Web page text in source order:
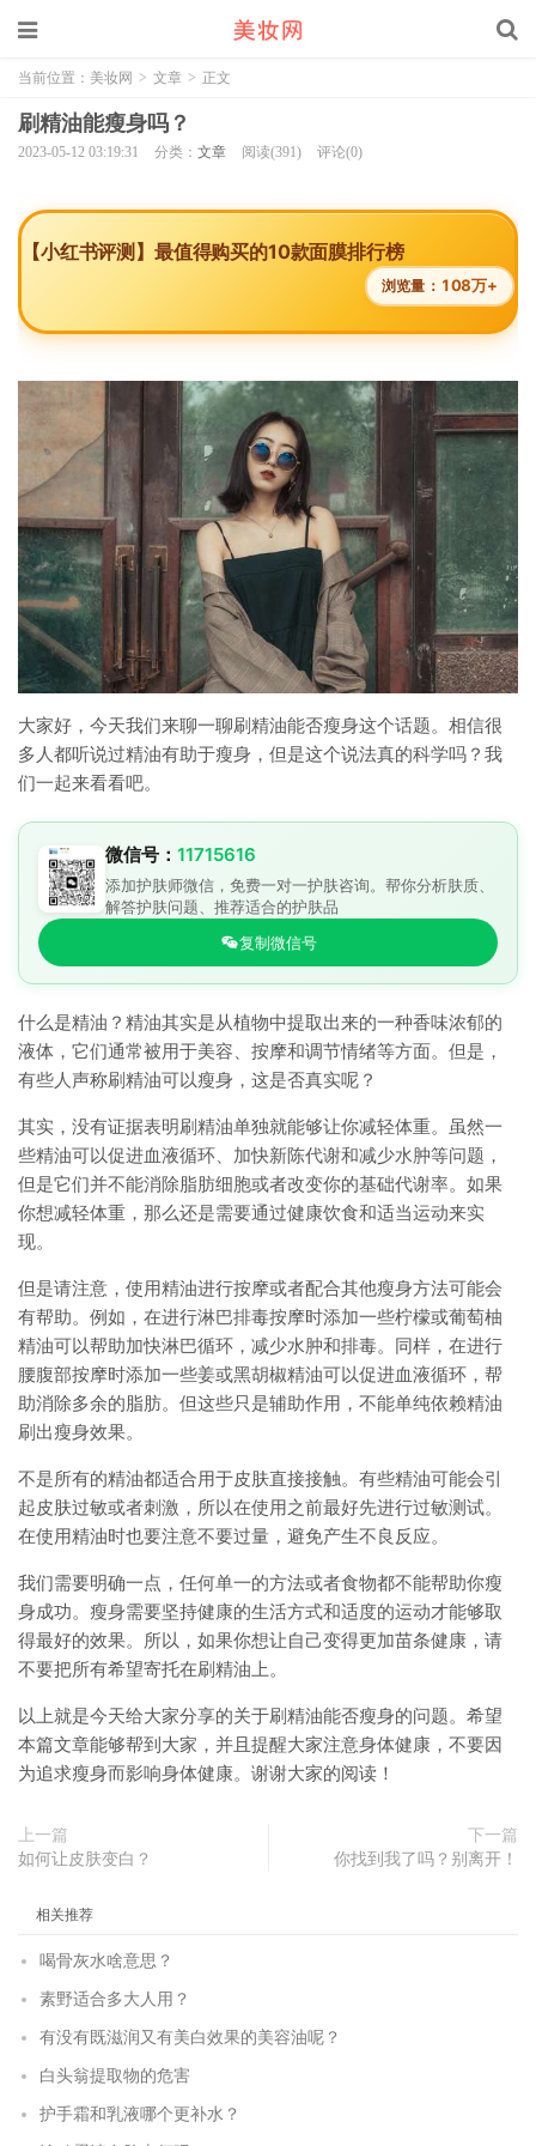
当前位置： 美妆网 > 文章 > 正文
刷精油能瘦身吗？
2023-05-12 03:19:31 分类： 文章 阅读(391) 评论(0)
【小红书评测】最值得购买的10款面膜排行榜
浏览量： 108万+
大家好，今天我们来聊一聊刷精油能否瘦身这个话题。相信很
多人都听说过精油有助于瘦身，但是这个说法真的科学吗？我
们一起来看看吧。
微信号： 11715616
添加护肤师微信，免费一对一护肤咨询。帮你分析肤质、
解答护肤问题、推荐适合的护肤品
复制微信号
什么是精油？精油其实是从植物中提取出来的一种香味浓郁的
液体，它们通常被用于美容、按摩和调节情绪等方面。但是，
有些人声称刷精油可以瘦身，这是否真实呢？
其实，没有证据表明刷精油单独就能够让你减轻体重。虽然一
些精油可以促进血液循环、加快新陈代谢和减少水肿等问题，
但是它们并不能消除脂肪细胞或者改变你的基础代谢率。如果
你想减轻体重，那么还是需要通过健康饮食和适当运动来实
现。
但是请注意，使用精油进行按摩或者配合其他瘦身方法可能会
有帮助。例如，在进行淋巴排毒按摩时添加一些柠檬或葡萄柚
精油可以帮助加快淋巴循环，减少水肿和排毒。同样，在进行
腰腹部按摩时添加一些姜或黑胡椒精油可以促进血液循环，帮
助消除多余的脂肪。但这些只是辅助作用，不能单纯依赖精油
刷出瘦身效果。
不是所有的精油都适合用于皮肤直接接触。有些精油可能会引
起皮肤过敏或者刺激，所以在使用之前最好先进行过敏测试。
在使用精油时也要注意不要过量，避免产生不良反应。
我们需要明确一点，任何单一的方法或者食物都不能帮助你瘦
身成功。瘦身需要坚持健康的生活方式和适度的运动才能够取
得最好的效果。所以，如果你想让自己变得更加苗条健康，请
不要把所有希望寄托在刷精油上。
以上就是今天给大家分享的关于刷精油能否瘦身的问题。希望
本篇文章能够帮到大家，并且提醒大家注意身体健康，不要因
为追求瘦身而影响身体健康。谢谢大家的阅读！
上一篇
如何让皮肤变白？
下一篇
你找到我了吗？别离开！
相关推荐
喝骨灰水啥意思？
素野适合多大人用？
有没有既滋润又有美白效果的美容油呢？
白头翁提取物的危害
护手霜和乳液哪个更补水？